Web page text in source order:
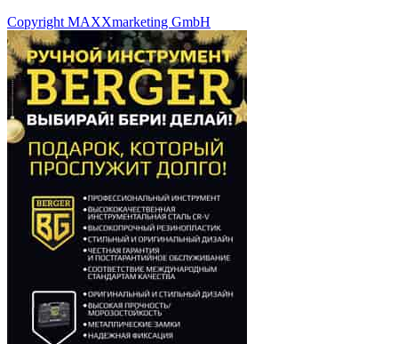
Copyright MAXXmarketing GmbH